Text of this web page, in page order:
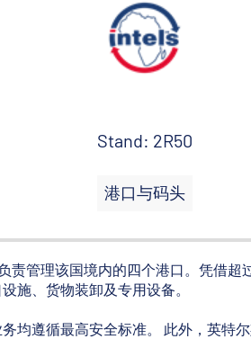
Stand: 2R50
港口与码头
管理该国境内的四个港口。凭借超
施、货物装卸及专用设备。
均遵循最高安全标准。 此外，英特